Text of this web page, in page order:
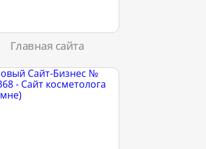
Главная сайта